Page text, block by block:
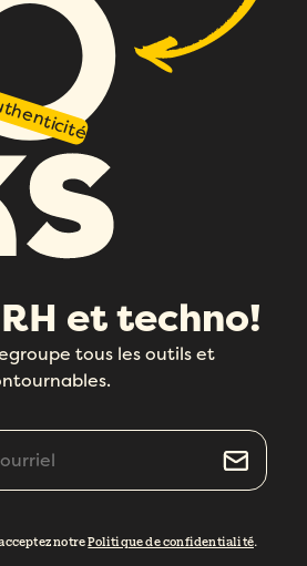
et techno!
tous les outils et
notrePolitique de confidentialité.